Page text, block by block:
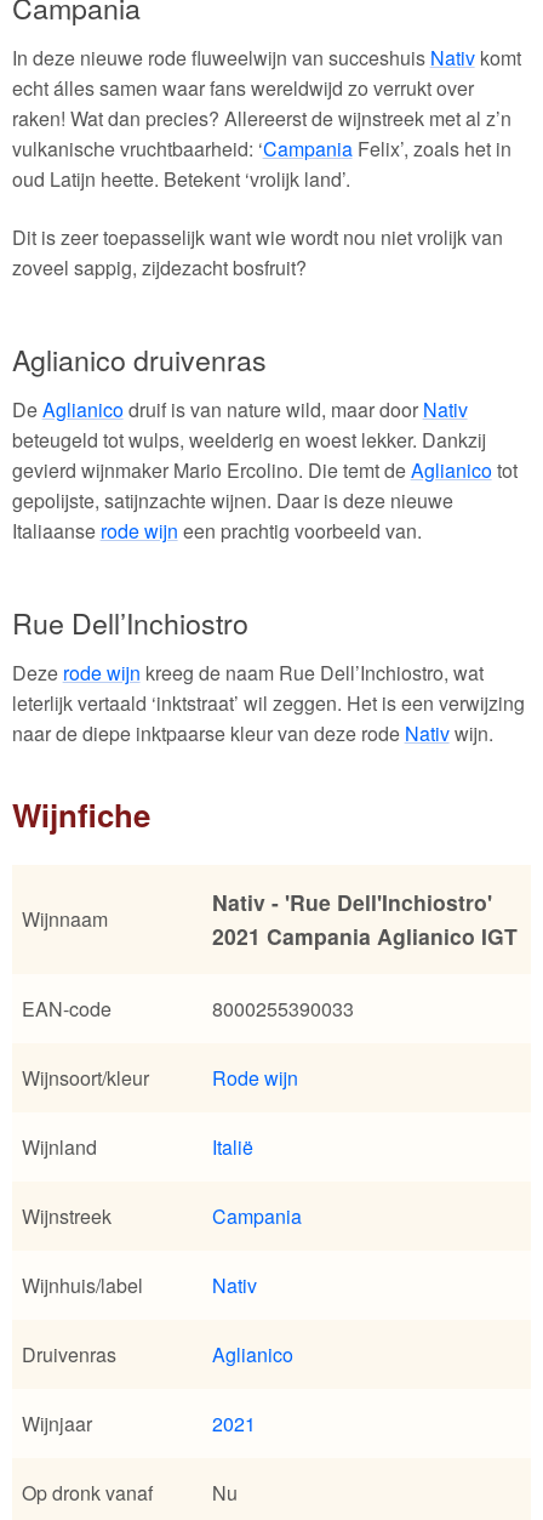
In deze nieuwe rode fluweelwijn van succeshuis Nativkomt
echt álles samen waar fans wereldwijd zo verrukt over
raken! Wat dan precies? Allereerst de wijnstreek met al z’n
vulkanische vruchtbaarheid: ‘CampaniaFelix’, zoals het in
oud Latijn heette. Betekent ‘vrolijk land’.
Dit is zeer toepasselijk want wie wordt nou niet vrolijk van
zoveel sappig, zijdezacht bosfruit?
Aglianico druivenras
DeAglianicodruif is van nature wild, maar door Nativ
beteugeld tot wulps, weelderig en woest lekker. Dankzij
gevierd wijnmaker Mario Ercolino. Die temt deAglianicotot
gepolijste, satijnzachte wijnen. Daar is deze nieuwe
Italiaanse rode wijn een prachtig voorbeeld van.
Rue Dell’Inchiostro
Deze rode wijn kreeg de naam Rue Dell’Inchiostro, wat
leterlijk vertaald ‘inktstraat’ wil zeggen. Het is een verwijzing
naar de diepe inktpaarse kleur van deze rode Nativwijn.
Wijnfiche
Wijnnaam
Nativ - 'Rue Dell'Inchiostro'
2021 Campania Aglianico IGT
EAN-code 8000255390033
Wijnsoort/kleur Rode wijn
Wijnland Italië
Wijnstreek Campania
Wijnhuis/label Nativ
Druivenras Aglianico
Wijnjaar 2021
Op dronk vanaf Nu